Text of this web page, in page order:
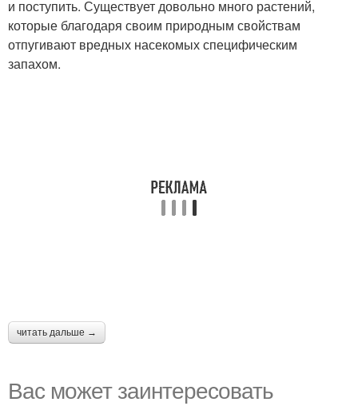
и поступить. Существует довольно много растений,
которые благодаря своим природным свойствам
отпугивают вредных насекомых специфическим
запахом.
читать дальше →
Вас может заинтересовать